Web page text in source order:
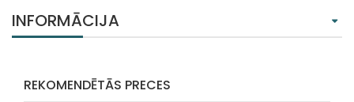
INFORMĀCIJA
REKOMENDĒTĀS PRECES